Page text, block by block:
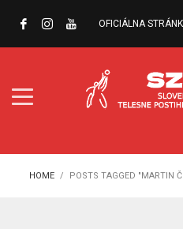
OFICIÁLNA
HOME POSTS TAGGED "MARTIN